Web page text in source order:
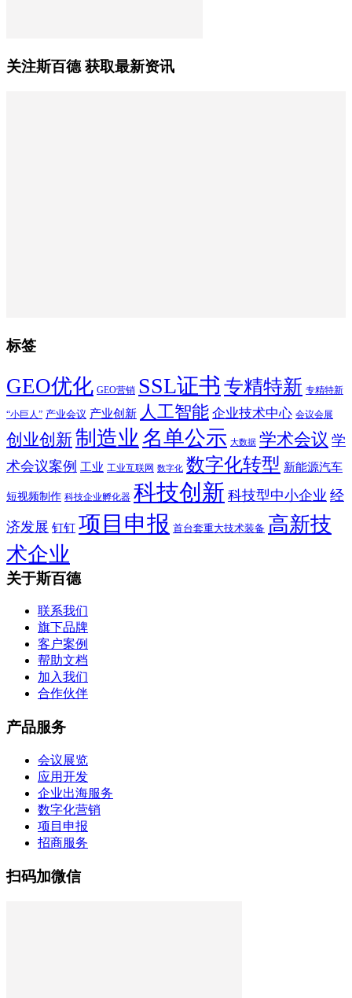
关注斯百德 获取最新资讯
标签
GEO优化 GEO营销 SSL证书 专精特新 专精特新
“小巨人” 产业会议 产业创新 人工智能 企业技术中心 会议会展
创业创新制造业 名单公示 大数据 学术会议 学
术会议案例 工业 工业互联网 数字化 数字化转型 新能源汽车
短视频制作 科技企业孵化器 科技创新 科技型中小企业 经
济发展 钉钉 项目申报 首台套重大技术装备 高新技
术企业
关于斯百德
联系我们
旗下品牌
客户案例
帮助文档
加入我们
合作伙伴
产品服务
会议展览
应用开发
企业出海服务
数字化营销
项目申报
招商服务
扫码加微信